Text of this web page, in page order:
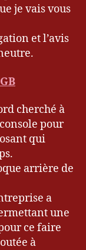
je vais vous
et l’avis
cherché à
pour
qui
arrière de
a
une
ce faire
à